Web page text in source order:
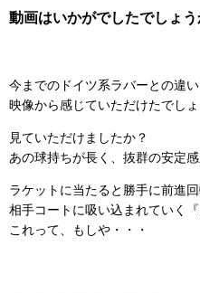
動画はいかがでしたでしょう
今までのドイツ系ラバーとの違
映像から感じていただけたでしょ
見ていただけましたか？
あの球持ちが長く、抜群の安定
ラケットに当たると勝手に前進
相手コートに吸い込まれていく
これって、もしや・・・